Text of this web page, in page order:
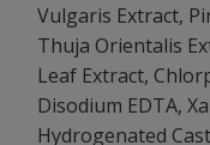
Vulgaris Extract,
Thuja Orientalis
Leaf Extract,
Disodium EDTA,
Hydrogenated